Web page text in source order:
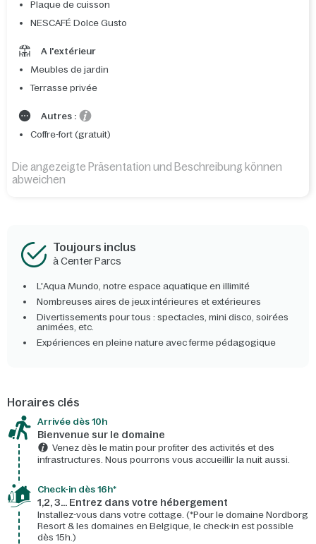
Plaque de cuisson
NESCAFÉ Dolce Gusto
A l'extérieur
Meubles de jardin
Terrasse privée
Autres :
Coffre-fort (gratuit)
Die angezeigte Präsentation und Beschreibung können
abweichen
Toujours inclus
à Center Parcs
L'Aqua Mundo, notre espace aquatique en illimité
Nombreuses aires de jeux intérieures et extérieures
Divertissements pour tous : spectacles, mini disco, soirées
animées, etc.
Expériences en pleine nature avec ferme pédagogique
Horaires clés
Arrivée dès 10h​
Bienvenue sur le domaine​
Venez dès le matin pour profiter des activités et des
infrastructures. Nous pourrons vous accueillir la nuit aussi.
Check-in dès 16h*​
1,2, 3… Entrez dans votre hébergement
Installez-vous dans votre cottage. (*Pour le domaine Nordborg
Resort & les domaines en Belgique, le check-in est possible
dès 15h.)